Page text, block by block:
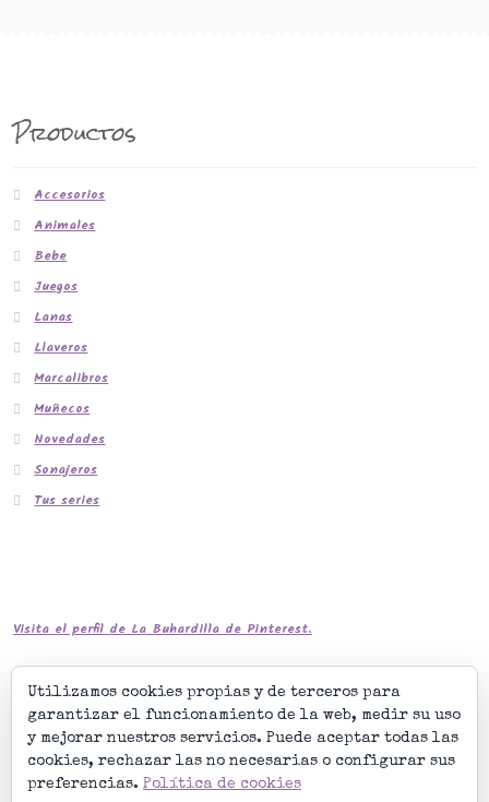
Productos
Accesorios
Animales
Bebe
Juegos
Lanas
Llaveros
Marcalibros
Muñecos
Novedades
Sonajeros
Tus series
Visita el perfil de La Buhardilla de Pinterest.
Utilizamos cookies propias y de terceros para
garantizar el funcionamiento de la web, medir su uso
y mejorar nuestros servicios. Puede aceptar todas las
cookies, rechazar las no necesarias o configurar sus
preferencias. Política de cookies